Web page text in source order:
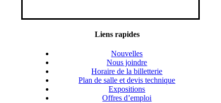
Liens rapides
Nouvelles
Nous joindre
Horaire de la billetterie
Plan de salle et devis technique
Expositions
Offres d’emploi